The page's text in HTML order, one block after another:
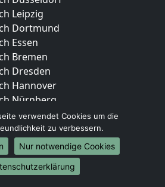
Leipzig
Dortmund
Essen
Bremen
Dresden
Hannover
Nürnberg
Duisburg
Bochum
Wuppertal
Bielefeld
Bonn
verwendet Cookies um die
zu verbessern.
Nur notwendige Cookies